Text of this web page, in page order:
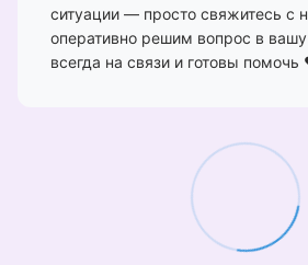
ситуации — просто свяжитесь с
оперативно решим вопрос в
всегда на связи и готовы помочь